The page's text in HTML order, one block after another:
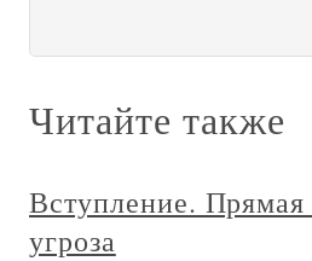
Читайте также
Вступление.
угроза